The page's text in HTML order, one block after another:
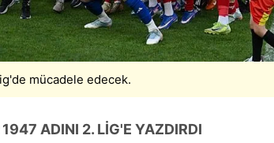
çeşitli kişisel verileriniz işlenmekte
Diğer çerezler, sitemizin daha
faaliyetlerinin yapılması, amaçlarıyla
tercihlerinizi aşağıda yer alan panel
mücadele edecek.
ADINI 2. LİG'E YAZDIRDI